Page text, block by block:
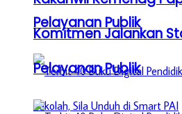
Pelayanan Publik
Komitmen Jalankan
Pelayanan Publik